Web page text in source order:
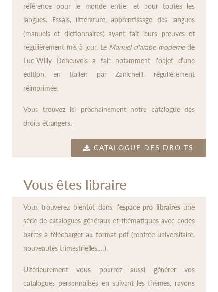
référence pour le monde entier et pour toutes les
langues. Essais, littérature, apprentissage des langues
(manuels et dictionnaires) ayant fait leurs preuves et
régulièrement mis à jour. Le Manuel d'arabe modernede
Luc-Willy Deheuvels a fait notamment l'objet d'une
édition en Italien par Zanichelli, régulièrement
réimprimée.
Vous trouvez ici prochainement notre catalogue des
droits étrangers.
CATALOGUE DES DROITS
Vous êtes libraire
Vous trouverez bientôt dans l'espace pro librairesune
série de catalogues généraux et thématiques avec codes
barres à télécharger au format pdf (rentrée universitaire,
nouveautés trimestrielles,…).
Ultérieurement vous pourrez aussi générer vos
catalogues personnalisés en suivant les thèmes, rayons